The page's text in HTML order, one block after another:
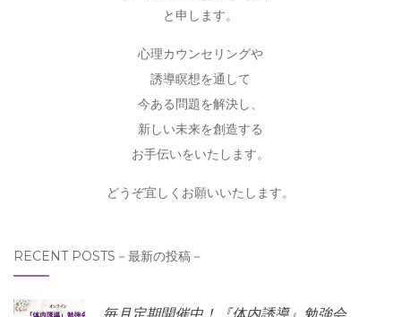
と申します。
心理カウンセリングや
誘導瞑想を通して
今ある問題を解決し、
新しい未来を創造する
お手伝いをいたします。
どうぞ宜しくお願いいたします。
RECENT POSTS－最新の投稿－